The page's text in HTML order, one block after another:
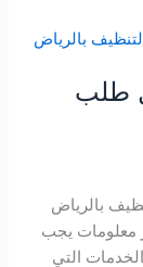
طلب
بالرياض
يجب
التي